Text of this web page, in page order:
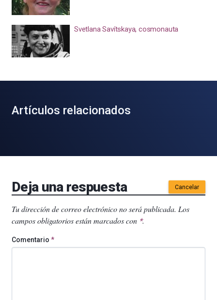
Svetlana Savítskaya, cosmonauta
Artículos relacionados
Deja una respuesta Cancelar
Tu dirección de correo electrónico no será publicada. Los
campos obligatorios están marcados con *.
Comentario *